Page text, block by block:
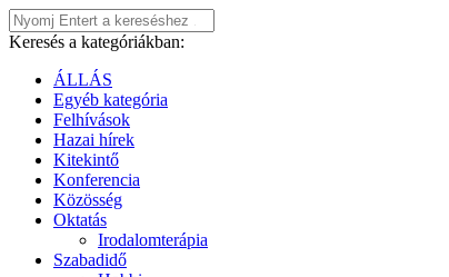
Keresés a kategóriákban:
ÁLLÁS
Egyéb kategória
Felhívások
Hazai hírek
Kitekintő
Konferencia
Közösség
Oktatás
Irodalomterápia
Szabadidő